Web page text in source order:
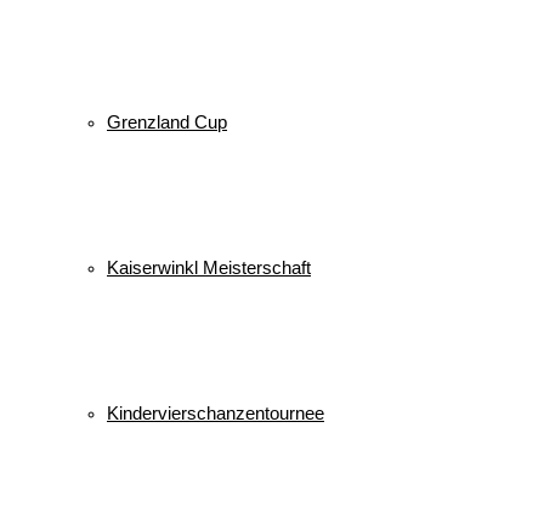
Grenzland Cup
Kaiserwinkl Meisterschaft
Kindervierschanzentournee